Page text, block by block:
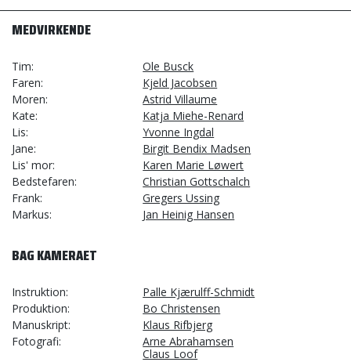
MEDVIRKENDE
Tim
Ole Busck
Faren
Kjeld Jacobsen
Moren
Astrid Villaume
Kate
Katja Miehe-Renard
Lis
Yvonne Ingdal
Jane
Birgit Bendix Madsen
Lis' mor
Karen Marie Løwert
Bedstefaren
Christian Gottschalch
Frank
Gregers Ussing
Markus
Jan Heinig Hansen
BAG KAMERAET
Instruktion
Palle Kjærulff-Schmidt
Produktion
Bo Christensen
Manuskript
Klaus Rifbjerg
Fotografi
Arne Abrahamsen
Claus Loof